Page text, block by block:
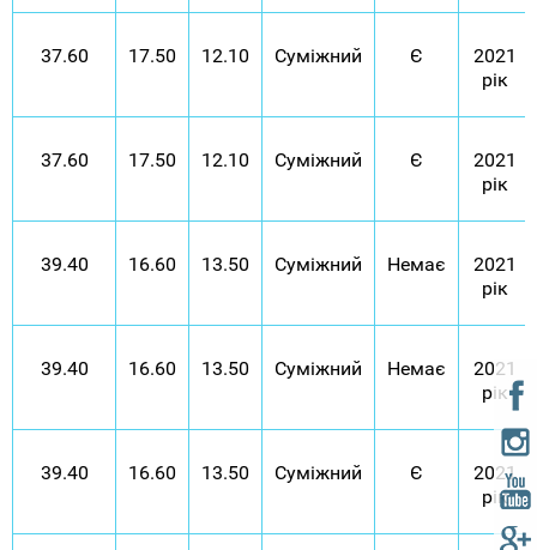
37.60 17.50 12.10 Суміжний Є
2021
рік
37.60 17.50 12.10 Суміжний Є
2021
рік
39.40 16.60 13.50 Суміжний Немає
2021
рік
39.40 16.60 13.50 Суміжний Немає
2021
рік
39.40 16.60 13.50 Суміжний Є
2021
рік